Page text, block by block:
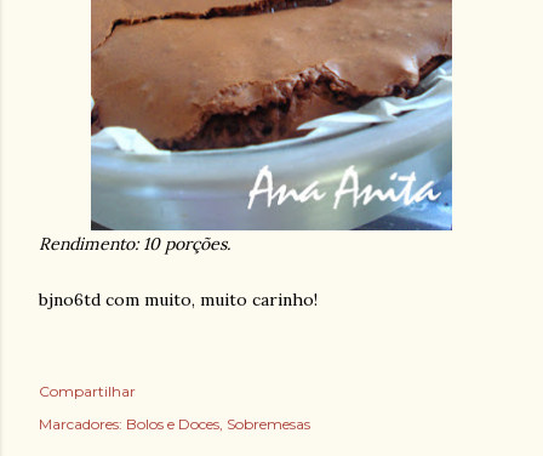
Rendimento: 10 porções.
bjno6td com muito, muito carinho!
Compartilhar
Marcadores: Bolos e Doces Sobremesas